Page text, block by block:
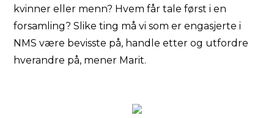
kvinner eller menn? Hvem får tale først i en
forsamling? Slike ting må vi som er engasjerte i
NMS være bevisste på, handle etter og utfordre
hverandre på, mener Marit.